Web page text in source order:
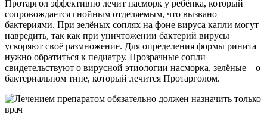
Протаргол эффективно лечит насморк у ребёнка, который
сопровождается гнойным отделяемым, что вызвано
бактериями. При зелёных соплях на фоне вируса капли могут
навредить, так как при уничтожении бактерий вирусы
ускоряют своё размножение. Для определения формы ринита
нужно обратиться к педиатру. Прозрачные сопли
свидетельствуют о вирусной этиологии насморка, зелёные – о
бактериальном типе, который лечится Протарголом.